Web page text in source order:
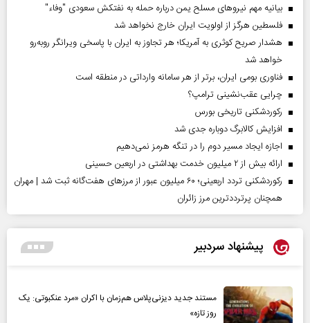
بیانیه مهم نیروهای مسلح یمن درباره حمله به نفتکش سعودی "وفاء"
فلسطین هرگز از اولویت ایران خارج نخواهد شد
هشدار صریح کوثری به آمریکا؛ هر تجاوز به ایران با پاسخی ویرانگر روبه‌رو
خواهد شد
فناوری بومی ایران، برتر از هر سامانه وارداتی در منطقه است
چرایی عقب‌نشینی ترامپ؟
رکوردشکنی تاریخی بورس
افزایش کالابرگ دوباره جدی شد
اجازه ایجاد مسیر دوم را در تنگه هرمز نمی‌دهیم
ارائه بیش از ۲ میلیون خدمت بهداشتی در اربعین حسینی
رکوردشکنی تردد اربعینی؛ ۶۰ میلیون عبور از مرزهای هفت‌گانه ثبت شد | مهران
همچنان پرترددترین مرز زائران
پیشنهاد سردبیر
مستند جدید دیزنی‌پلاس هم‌زمان با اکران «مرد عنکبوتی: یک
روز تازه»